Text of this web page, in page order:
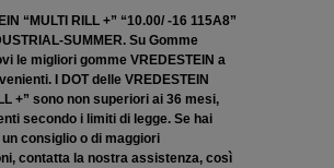
“MULTI RILL +” “10.00/ -16 115A8”
SUMMER. Su Gomme
le migliori gomme VREDESTEIN a
I DOT delle VREDESTEIN
+” sono non superiori ai 36 mesi,
secondo i limiti di legge. Se hai
un consiglio o di maggiori
contatta la nostra assistenza, così